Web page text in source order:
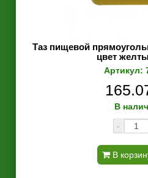
Таз пищевой
цвет
Артикул:
В
-
В